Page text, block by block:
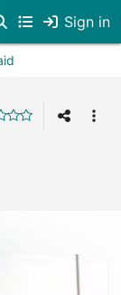
Sign in